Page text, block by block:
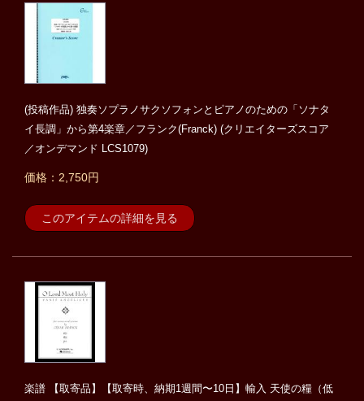
(投稿作品) 独奏ソプラノサクソフォンとピアノのための「ソナタ
イ長調」から第4楽章／フランク(Franck) (クリエイターズスコア
／オンデマンド LCS1079)
価格：2,750円
このアイテムの詳細を見る
楽譜 【取寄品】【取寄時、納期1週間〜10日】輸入 天使の糧（低